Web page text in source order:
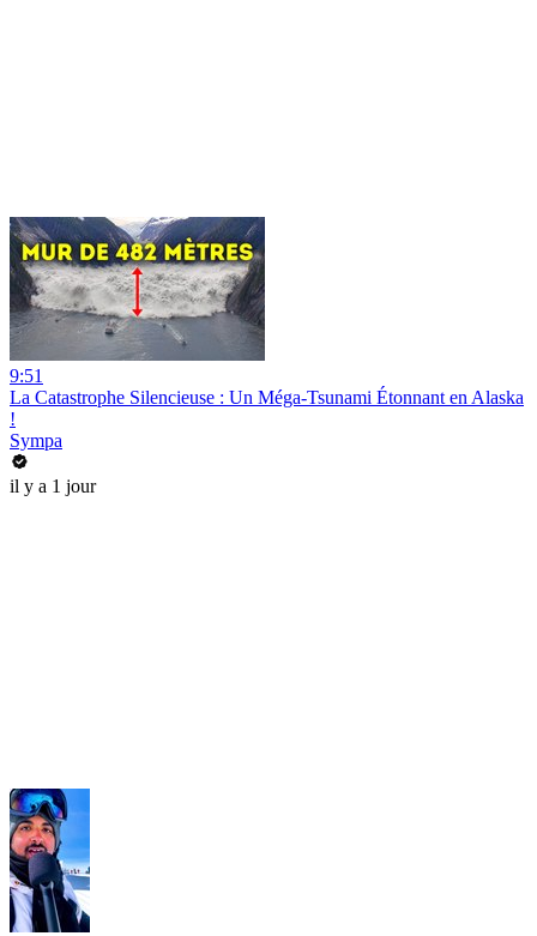
9:51
La Catastrophe Silencieuse : Un Méga-Tsunami Étonnant en Alaska
!
Sympa
il y a 1 jour